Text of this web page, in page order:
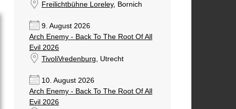
Freilichtbühne Loreley, Bornich
9. August 2026
Arch Enemy - Back To The Root Of All
Evil 2026
TivoliVredenburg, Utrecht
10. August 2026
Arch Enemy - Back To The Root Of All
Evil 2026